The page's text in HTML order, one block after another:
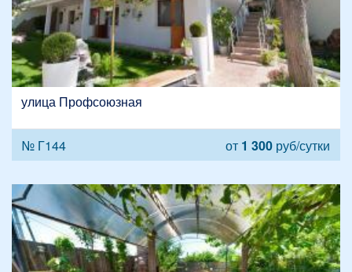
улица Профсоюзная
№ Г144 от 1 300 руб/сутки